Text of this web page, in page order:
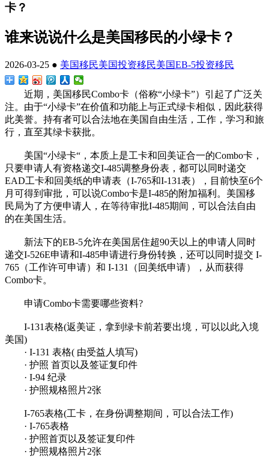
卡？
谁来说说什么是美国移民的小绿卡？
2026-03-25 ● 美国移民美国投资移民美国EB-5投资移民
近期，美国移民Combo卡（俗称“小绿卡”）引起了广泛关
注。由于“小绿卡”在价值和功能上与正式绿卡相似，因此获得
此美誉。持有者可以合法地在美国自由生活，工作，学习和旅
行，直至其绿卡获批。
美国“小绿卡“，本质上是工卡和回美证合一的Combo卡，
只要申请人有资格递交I-485调整身份表，都可以同时递交
EAD工卡和回美纸的申请表（I-765和I-131表），目前快至6个
月可得到审批，可以说Combo卡是I-485的附加福利。美国移
民局为了方便申请人，在等待审批I-485期间，可以合法自由
的在美国生活。
新法下的EB-5允许在美国居住超90天以上的申请人同时
递交I-526E申请和I-485申请进行身份转换，还可以同时提交 I-
765（工作许可申请）和 I-131（回美纸申请），从而获得
Combo卡。
申请Combo卡需要哪些资料?
I-131表格(返美证，拿到绿卡前若要出境，可以以此入境
美国)
· I-131 表格( 由受益人填写)
· 护照 首页以及签证复印件
· I-94 纪录
· 护照规格照片2张
I-765表格(工卡，在身份调整期间，可以合法工作)
· I-765表格
· 护照首页以及签证复印件
· 护照规格照片2张